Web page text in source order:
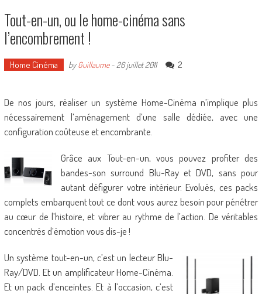
Tout-en-un, ou le home-cinéma sans
l’encombrement !
Home Cinéma byGuillaume- 26 juillet 2011 2
De nos jours, réaliser un système Home-Cinéma n’implique plus
nécessairement l’aménagement d’une salle dédiée, avec une
configuration coûteuse et encombrante.
Grâce aux Tout-en-un, vous pouvez profiter des
bandes-son surround Blu-Ray et DVD, sans pour
autant défigurer votre intérieur. Evolués, ces packs
complets embarquent tout ce dont vous aurez besoin pour pénétrer
au cœur de l’histoire, et vibrer au rythme de l’action. De véritables
concentrés d’émotion vous dis-je !
Un système tout-en-un, c’est un lecteur Blu-
Ray/DVD. Et un amplificateur Home-Cinéma.
Et un pack d’enceintes. Et à l’occasion, c’est